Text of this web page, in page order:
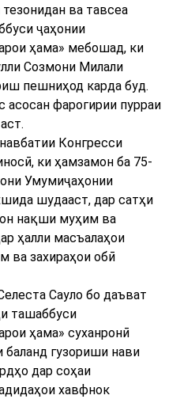
ва тавсеа
ҷаҳонии
ҳама» мебошад, ки
Созмони Милали
пешниҳод карда буд.
фарогирии пурраи
Конгресси
ки ҳамзамон ба 75-
Умумиҷаҳонии
шудааст, дар сатҳи
нақши муҳим ва
ҳалли масъалаҳои
ва захираҳои обӣ
Сауло бо даъват
ташаббуси
ҳама» суханронӣ
баланд гузориши нави
дар соҳаи
хавфнок